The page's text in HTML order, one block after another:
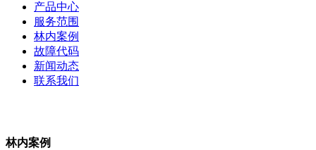
产品中心
服务范围
林内案例
故障代码
新闻动态
联系我们
林内案例